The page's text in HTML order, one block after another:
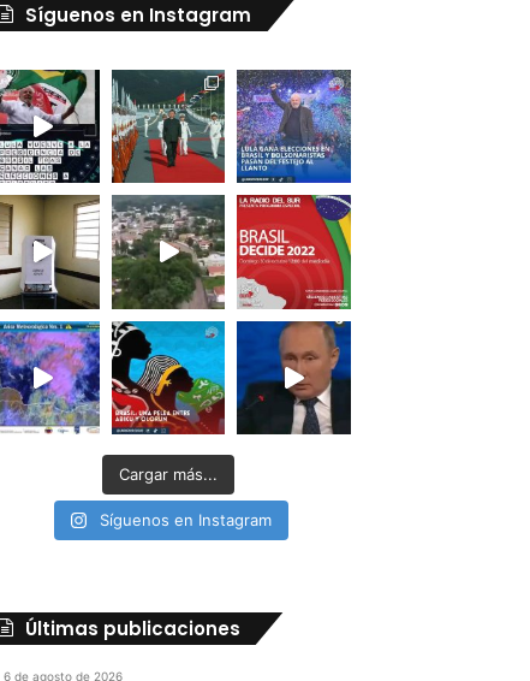
Síguenos en Instagram
Cargar más...
Síguenos en Instagram
Últimas publicaciones
6 de agosto de 2026